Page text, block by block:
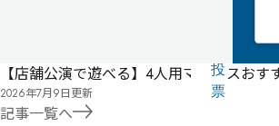
ジ
る
リ
投
票
【店舗公演で遊べる】4人用マダミスお
2026年7月9日更新
記事一覧へ